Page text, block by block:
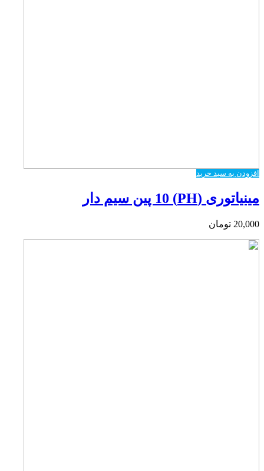
افزودن به سبد خرید
مینیاتوری (PH) 10 پین سیم دار
20,000 تومان